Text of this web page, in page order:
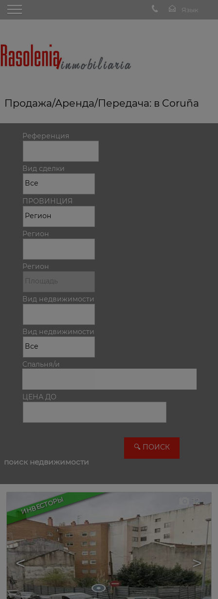
Продажа/Аренда/Передача: в Coruña
Референция
Вид сделки
ПРОВИНЦИЯ
Регион
Регион
Вид недвижимости
Вид недвижимости
Спальня/и
ЦЕНА ДО
поиск недвижимости
ИНВЕСТОРЫ
< >
12